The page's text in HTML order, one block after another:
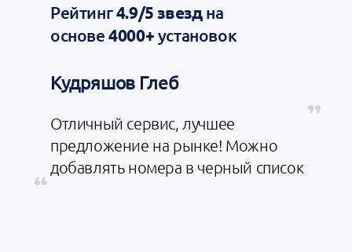
Рейтинг4.9/5 звезд на
основе4000+установок
Кудряшов Глеб
Отличный сервис, лучшее
предложение на рынке! Можно
добавлять номера в черный список